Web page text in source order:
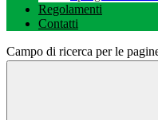
Regolamenti
Contatti
Campo di ricerca per le